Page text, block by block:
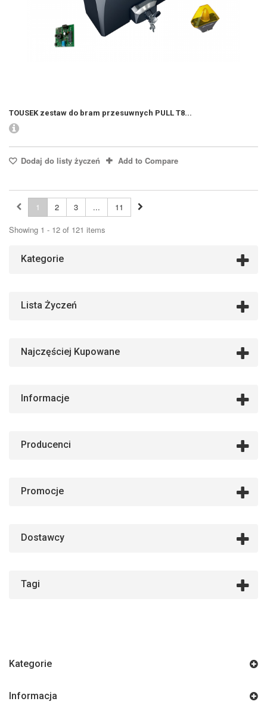
TOUSEK zestaw do bram przesuwnych PULL T8...
Dodaj do listy życzeń Add to Compare
1 2 3 ...
11
Showing 1 - 12 of 121 items
Kategorie
Lista Życzeń
Najczęściej Kupowane
Informacje
Producenci
Promocje
Dostawcy
Tagi
Kategorie
Informacja